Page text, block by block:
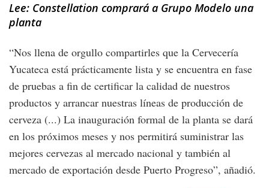
Lee: Constellation comprará a Grupo Modelo una
planta
“Nos llena de orgullo compartirles que la Cervecería
Yucateca está prácticamente lista y se encuentra en fase
de pruebas a fin de certificar la calidad de nuestros
productos y arrancar nuestras líneas de producción de
cerveza (...) La inauguración formal de la planta se dará
en los próximos meses y nos permitirá suministrar las
mejores cervezas al mercado nacional y también al
mercado de exportación desde Puerto Progreso”, añadió.